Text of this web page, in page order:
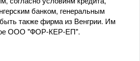
банком, генеральным
также фирма из Венгрии. Им
ООО "ФОР-КЕР-ЕП".